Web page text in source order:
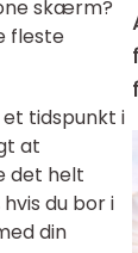
skærm?
fleste
tidspunkt i
at
det helt
du bor i
din